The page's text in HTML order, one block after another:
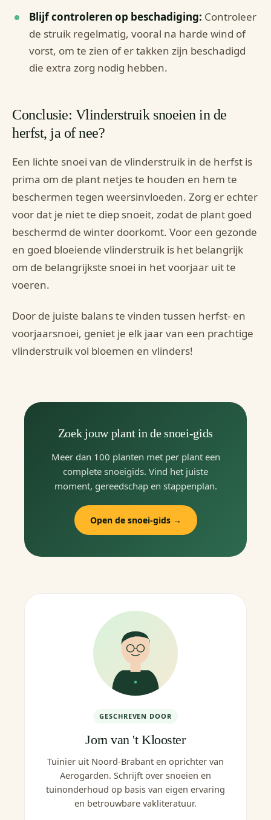
Blijf controleren op beschadiging: Controleer
de struik regelmatig, vooral na harde wind of
vorst, om te zien of er takken zijn beschadigd
die extra zorg nodig hebben.
Conclusie: Vlinderstruik snoeien in de
herfst, ja of nee?
Een lichte snoei van de vlinderstruik in de herfst is
prima om de plant netjes te houden en hem te
beschermen tegen weersinvloeden. Zorg er echter
voor dat je niet te diep snoeit, zodat de plant goed
beschermd de winter doorkomt. Voor een gezonde
en goed bloeiende vlinderstruik is het belangrijk
om de belangrijkste snoei in het voorjaar uit te
voeren.
Door de juiste balans te vinden tussen herfst- en
voorjaarsnoei, geniet je elk jaar van een prachtige
vlinderstruik vol bloemen en vlinders!
Zoek jouw plant in de snoei-gids
Meer dan 100 planten met per plant een
complete snoeigids. Vind het juiste
moment, gereedschap en stappenplan.
Open de snoei-gids →
GESCHREVEN DOOR
Jorn van 't Klooster
Tuinier uit Noord-Brabant en oprichter van
Aerogarden. Schrijft over snoeien en
tuinonderhoud op basis van eigen ervaring
en betrouwbare vakliteratuur.